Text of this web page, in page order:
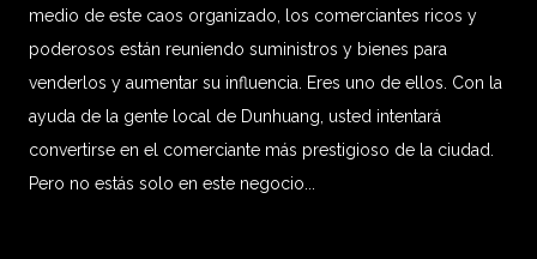
medio de este caos organizado, los comerciantes ricos y
poderosos están reuniendo suministros y bienes para
venderlos y aumentar su influencia. Eres uno de ellos. Con la
ayuda de la gente local de Dunhuang, usted intentará
convertirse en el comerciante más prestigioso de la ciudad.
Pero no estás solo en este negocio...